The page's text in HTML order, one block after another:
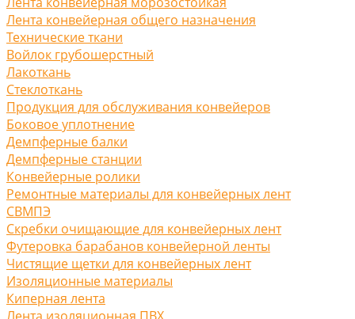
Лента конвейерная общего назначения
Технические ткани
Войлок грубошерстный
Лакоткань
Стеклоткань
Продукция для обслуживания конвейеров
Боковое уплотнение
Демпферные балки
Демпферные станции
Конвейерные ролики
Ремонтные материалы для конвейерных лент
СВМПЭ
Скребки очищающие для конвейерных лент
Футеровка барабанов конвейерной ленты
Чистящие щетки для конвейерных лент
Изоляционные материалы
Киперная лента